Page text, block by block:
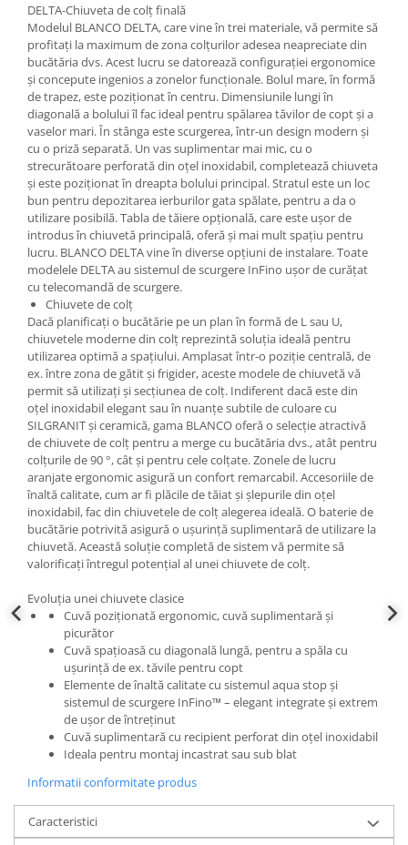
DELTA-Chiuveta de colț finală
Modelul BLANCO DELTA, care vine în trei materiale, vă permite să
profitați la maximum de zona colțurilor adesea neapreciate din
bucătăria dvs. Acest lucru se datorează configurației ergonomice
și concepute ingenios a zonelor funcționale. Bolul mare, în formă
de trapez, este poziționat în centru. Dimensiunile lungi în
diagonală a bolului îl fac ideal pentru spălarea tăvilor de copt și a
vaselor mari. În stânga este scurgerea, într-un design modern și
cu o priză separată. Un vas suplimentar mai mic, cu o
strecurătoare perforată din oțel inoxidabil, completează chiuveta
și este poziționat în dreapta bolului principal. Stratul este un loc
bun pentru depozitarea ierburilor gata spălate, pentru a da o
utilizare posibilă. Tabla de tăiere opțională, care este ușor de
introdus în chiuvetă principală, oferă și mai mult spațiu pentru
lucru. BLANCO DELTA vine în diverse opțiuni de instalare. Toate
modelele DELTA au sistemul de scurgere InFino ușor de curățat
cu telecomandă de scurgere.
Chiuvete de colț
Dacă planificați o bucătărie pe un plan în formă de L sau U,
chiuvetele moderne din colț reprezintă soluția ideală pentru
utilizarea optimă a spațiului. Amplasat într-o poziție centrală, de
ex. între zona de gătit și frigider, aceste modele de chiuvetă vă
permit să utilizați și secțiunea de colț. Indiferent dacă este din
oțel inoxidabil elegant sau în nuanțe subtile de culoare cu
SILGRANIT și ceramică, gama BLANCO oferă o selecție atractivă
de chiuvete de colț pentru a merge cu bucătăria dvs., atât pentru
colțurile de 90 °, cât și pentru cele colțate. Zonele de lucru
aranjate ergonomic asigură un confort remarcabil. Accesoriile de
înaltă calitate, cum ar fi plăcile de tăiat și șlepurile din oțel
inoxidabil, fac din chiuvetele de colț alegerea ideală. O baterie de
bucătărie potrivită asigură o ușurință suplimentară de utilizare la
chiuvetă. Această soluție completă de sistem vă permite să
valorificați întregul potențial al unei chiuvete de colț.
Evoluția unei chiuvete clasice
Cuvă poziționată ergonomic, cuvă suplimentară și
picurător
Cuvă spațioasă cu diagonală lungă, pentru a spăla cu
ușurință de ex. tăvile pentru copt
Elemente de înaltă calitate cu sistemul aqua stop și
sistemul de scurgere InFino™ – elegant integrate și extrem
de ușor de întreținut
Cuvă suplimentară cu recipient perforat din oţel inoxidabil
Ideala pentru montaj incastrat sau sub blat
Informatii conformitate produs
Caracteristici